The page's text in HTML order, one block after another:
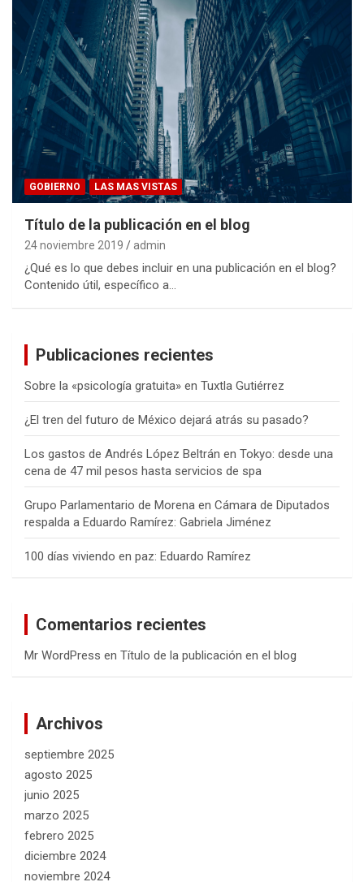
GOBIERNO LAS MAS VISTAS
Título de la publicación en el blog
24 noviembre 2019 admin
¿Qué es lo que debes incluir en una publicación en el blog?
Contenido útil, específico a…
Publicaciones recientes
Sobre la «psicología gratuita» en Tuxtla Gutiérrez
¿El tren del futuro de México dejará atrás su pasado?
Los gastos de Andrés López Beltrán en Tokyo: desde una
cena de 47 mil pesos hasta servicios de spa
Grupo Parlamentario de Morena en Cámara de Diputados
respalda a Eduardo Ramírez: Gabriela Jiménez
100 días viviendo en paz: Eduardo Ramírez
Comentarios recientes
Mr WordPress en Título de la publicación en el blog
Archivos
septiembre 2025
agosto 2025
junio 2025
marzo 2025
febrero 2025
diciembre 2024
noviembre 2024